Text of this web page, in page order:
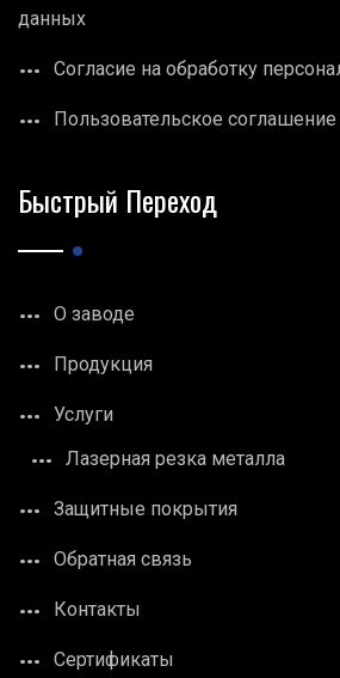
данных
Согласие на обработку
Пользовательское соглашение
Быстрый Переход
О заводе
Продукция
Услуги
Лазерная резка металла
Защитные покрытия
Обратная связь
Контакты
Сертификаты